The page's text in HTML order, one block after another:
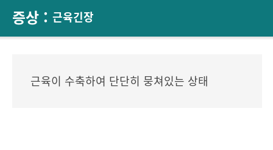
증상 : 근육긴장
근육이 수축하여 단단히 뭉쳐있는 상태